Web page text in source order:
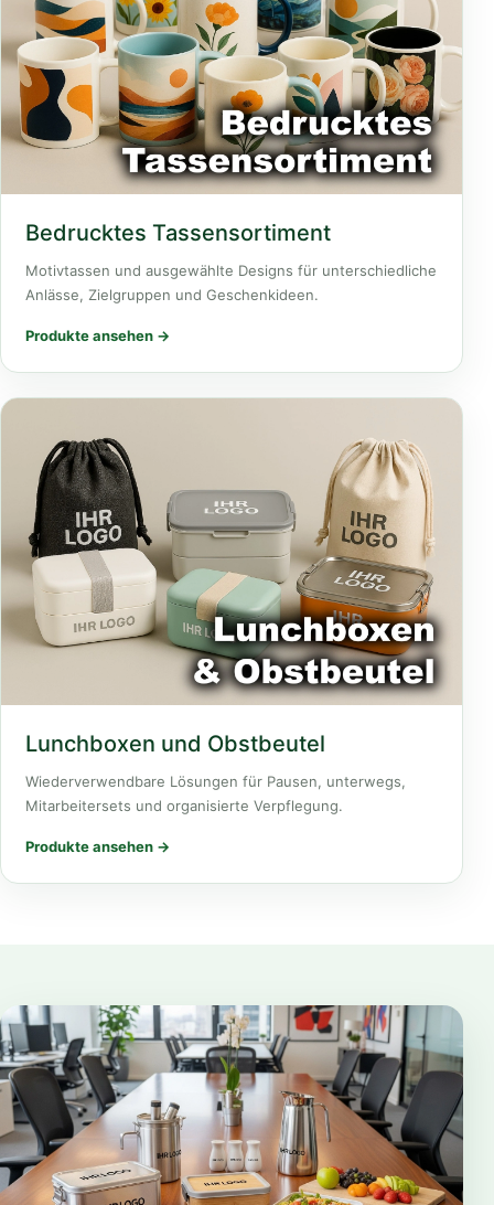
Bedrucktes Tassensortiment
Motivtassen und ausgewählte Designs für unterschiedliche
Anlässe, Zielgruppen und Geschenkideen.
Produkte ansehen →
Lunchboxen und Obstbeutel
Wiederverwendbare Lösungen für Pausen, unterwegs,
Mitarbeitersets und organisierte Verpflegung.
Produkte ansehen →